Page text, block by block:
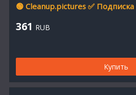
🟢 Cleanup.pictures ✅
361 RUB
Купить